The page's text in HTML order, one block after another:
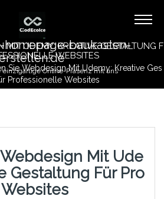
baukasten-
einzigartige Online-Präsenz mit uns
MIT UDEMY: KREATIVE GESTALTUNG F
WEBSITES
Sie Webdesign Mit Udemy: Kreative Ges
Professionelle Websites
Mit Ude
Gestaltung Für Pro